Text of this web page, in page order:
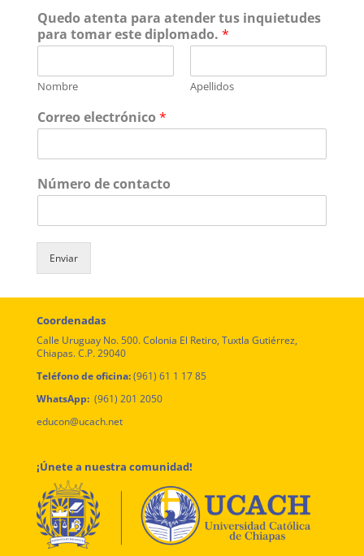
Quedo atenta para atender tus inquietudes
para tomar este diplomado. *
Nombre Apellidos
Correo electrónico *
Número de contacto
Enviar
Coordenadas
Calle Uruguay No. 500. Colonia El Retiro, Tuxtla Gutiérrez,
Chiapas. C.P. 29040
Teléfono de oficina:(961) 61 1 17 85
WhatsApp:(961) 201 2050
educon@ucach.net
¡Únete a nuestra comunidad!